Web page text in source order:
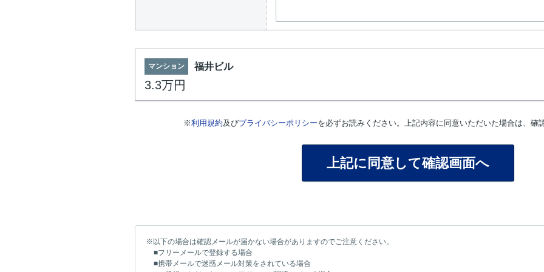
マンション 福井ビル
3.3万円
※利用規約及びプライバシーポリシーを必ずお読みください。上記内容に同意いただいた場合は、確
※以下の場合は確認メールが届かない場合がありますのでご注意ください。
■フリーメールで登録する場合
■携帯メールで迷惑メール対策をされている場合